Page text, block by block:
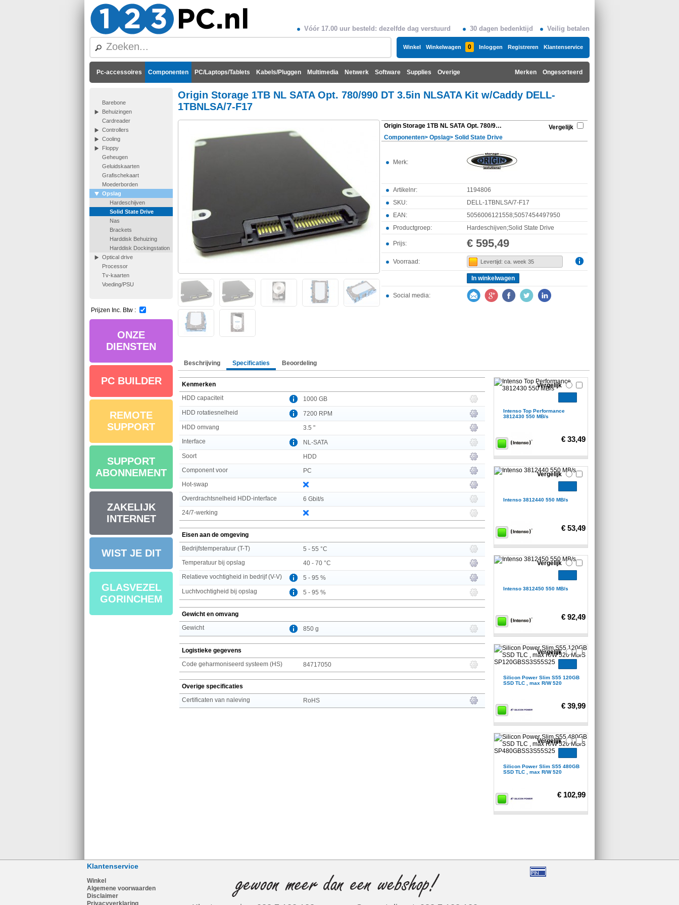
Vóór 17.00 uur besteld: dezelfde dag verstuurd 30 dagen bedenktijd Veilig betalen
Winkel Winkelwagen 0 Inloggen Registreren Klantenservice
Pc-accessoires Componenten PC/Laptops/Tablets Kabels/Pluggen Multimedia Netwerk Software Supplies Overige Ongesorteerd
Merken
Barebone
Behuizingen
Cardreader
Controllers
Cooling
Floppy
Geheugen
Geluidskaarten
Grafischekaart
Moederborden
Opslag
Hardeschijven
Solid State Drive
Nas
Brackets
Harddisk Behuizing
Harddisk Dockingstation
Optical drive
Processor
Tv-kaarten
Voeding/PSU
Prijzen Inc. Btw :
ONZE
DIENSTEN
PC BUILDER
REMOTE
SUPPORT
SUPPORT
ABONNEMENT
ZAKELIJK
INTERNET
WIST JE DIT
GLASVEZEL
GORINCHEM
Origin Storage 1TB NL SATA Opt. 780/990 DT 3.5in NLSATA Kit w/Caddy DELL-
1TBNLSA/7-F17
Origin Storage 1TB NL SATA Opt. 780/990 DT 3.5in NLSATA Kit w/Caddy DELL-1TBNLSA/7-F17
Vergelijk
Componenten> Opslag> Solid State Drive
Merk:
Artikelnr:
1194806
SKU:
DELL-1TBNLSA/7-F17
EAN:
5056006121558;5057454497950
Productgroep:
Hardeschijven;Solid State Drive
Prijs: € 595,49
Voorraad: Levertijd: ca. week 35
In winkelwagen
Social media:
Beschrijving Specificaties Beoordeling
Kenmerken
HDD capaciteit
1000 GB
HDD rotatiesnelheid
7200 RPM
HDD omvang
3.5 "
Interface
NL-SATA
Soort
HDD
Component voor
PC
Hot-swap
Overdrachtsnelheid HDD-interface
6 Gbit/s
24/7-werking
Eisen aan de omgeving
Bedrijfstemperatuur (T-T)
5 - 55 °C
Temperatuur bij opslag
40 - 70 °C
Relatieve vochtigheid in bedrijf (V-V)
5 - 95 %
Luchtvochtigheid bij opslag
5 - 95 %
Gewicht en omvang
Gewicht
850 g
Logistieke gegevens
Code geharmoniseerd systeem (HS)
84717050
Overige specificaties
Certificaten van naleving
RoHS
Intenso Top Performance
3812430 550 MB/s
€ 33,49
Vergelijk
Intenso 3812440 550 MB/s
€ 53,49
Vergelijk
Intenso 3812450 550 MB/s
€ 92,49
Vergelijk
Silicon Power Slim S55 120GB
SSD TLC , max R/W 520
€ 39,99
Vergelijk
Silicon Power Slim S55 480GB
SSD TLC , max R/W 520
€ 102,99
Vergelijk
Klantenservice
Winkel
Algemene voorwaarden
Disclaimer
Privacyverklaring